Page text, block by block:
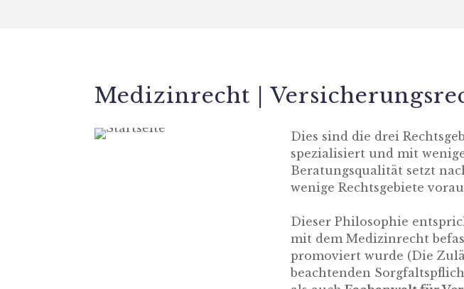
Medizinrecht |
Dies sind die drei
spezialisiert und mit
Beratungsqualität setzt
wenige Rechtsgebiete
Dieser Philosophie
mit dem Medizinrecht
promoviert wurde (Die
beachtenden